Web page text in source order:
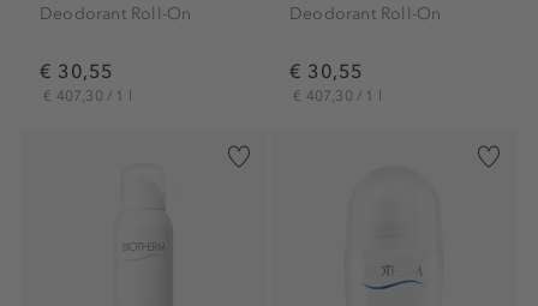
Deodorant Roll-On
€ 30,55
€ 407,30 / 1 l
Deodorant Roll-On
€ 30,55
€ 407,30 / 1 l